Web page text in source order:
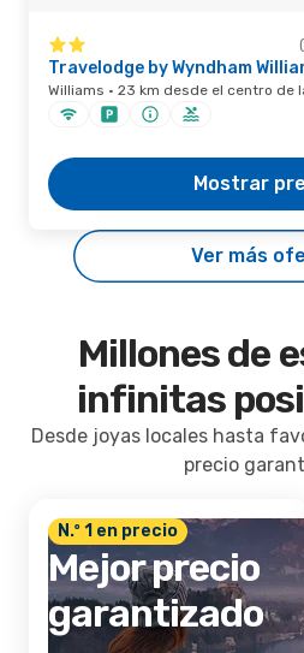
Travelodge by Wyndham
Williams · 23 km desde el centro de
Mostrar
Ver más
Millones de
infinitas
Desde joyas locales hasta
precio
N.º 1 en precio
Mejor precio
garantizado